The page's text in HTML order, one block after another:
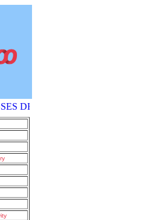
COMMENT S'EN SORTIR ?"